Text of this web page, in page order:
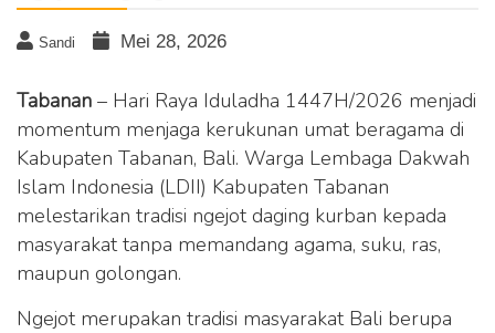
Sandi Mei 28, 2026
Tabanan – Hari Raya Iduladha 1447H/2026 menjadi
momentum menjaga kerukunan umat beragama di
Kabupaten Tabanan, Bali. Warga Lembaga Dakwah
Islam Indonesia (LDII) Kabupaten Tabanan
melestarikan tradisi ngejot daging kurban kepada
masyarakat tanpa memandang agama, suku, ras,
maupun golongan.
Ngejot merupakan tradisi masyarakat Bali berupa